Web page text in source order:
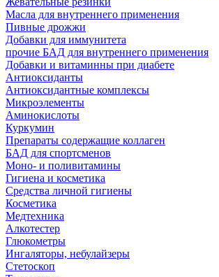
Масла для внутреннего применения
Пивные дрожжи
Добавки для иммунитета
прочие БАД для внутреннего применения
Добавки и витаминны при диабете
Антиоксиданты
Антиоксидантные комплексы
Микроэлементы
Аминокислоты
Куркумин
Препараты содержащие коллаген
БАД для спортсменов
Моно- и поливитамины
Гигиена и косметика
Средства личной гигиены
Косметика
Медтехника
Алкотестер
Глюкометры
Ингаляторы, небулайзеры
Стетоскоп